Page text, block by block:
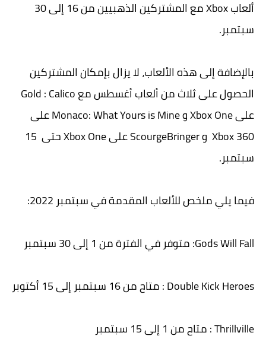
ألعاب Xbox مع المشتركين الذهبيين من 16 إلى 30
سبتمبر.
بالإضافة إلى هذه الألعاب، لا يزال بإمكان المشتركين
الحصول على ثلاث من ألعاب أغسطس مع Gold : Calico
على Xbox One و Monaco: What Yours is Mine على
Xbox 360 و ScourgeBringer على Xbox One حتى 15
سبتمبر.
فيما يلي ملخص للألعاب المقدمة في سبتمبر 2022:
Gods Will Fall: متوفر في الفترة من 1 إلى 30 سبتمبر
Double Kick Heroes : متاح من 16 سبتمبر إلى 15 أكتوبر
Thrillville : متاح من 1 إلى 15 سبتمبر